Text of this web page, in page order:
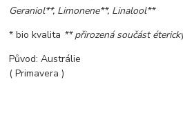
Geraniol**, Limonene**, Linalool**
* bio kvalita ** přirozená součást
Původ: Austrálie
( Primavera )